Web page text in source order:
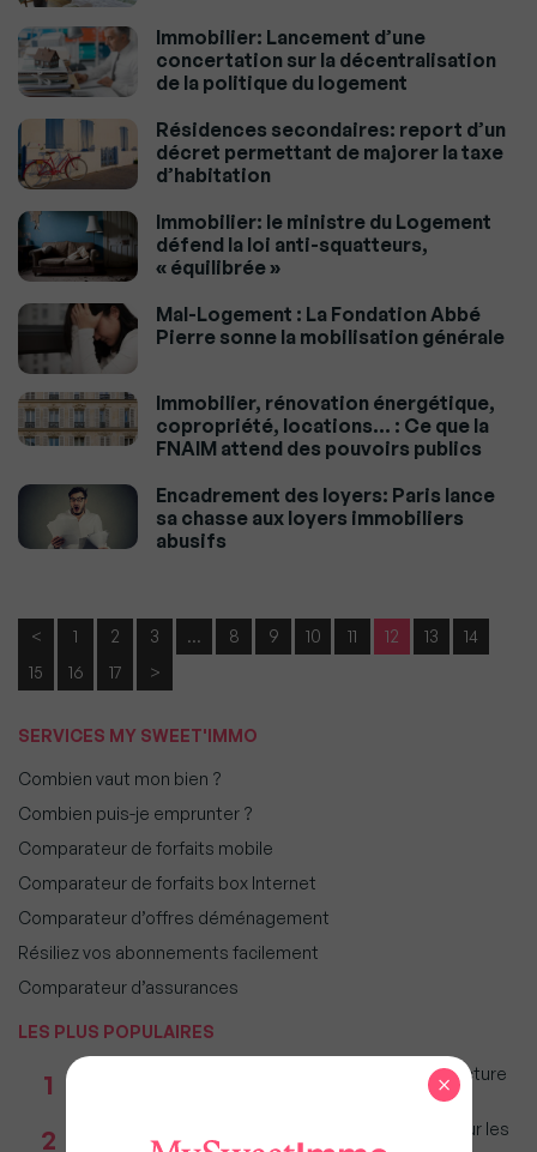
Immobilier: Lancement d’une
concertation sur la décentralisation
de la politique du logement
Résidences secondaires: report d’un
décret permettant de majorer la taxe
d’habitation
Immobilier: le ministre du Logement
défend la loi anti-squatteurs,
« équilibrée »
Mal-Logement : La Fondation Abbé
Pierre sonne la mobilisation générale
Immobilier, rénovation énergétique,
copropriété, locations… : Ce que la
FNAIM attend des pouvoirs publics
Encadrement des loyers: Paris lance
sa chasse aux loyers immobiliers
abusifs
< 1 2 3 … 8 9 10 11 12 13
14
15
16 17 >
SERVICES MY SWEET'IMMO
Combien vaut mon bien ?
Combien puis-je emprunter ?
Comparateur de forfaits mobile
Comparateur de forfaits box Internet
Comparateur d’offres déménagement
Résiliez vos abonnements facilement
Comparateur d’assurances
LES PLUS POPULAIRES
1
Taxe foncière 2026 : Ces grandes villes où la facture
2
Immobilier : Ce que l’AI Act change vraiment pour les
×